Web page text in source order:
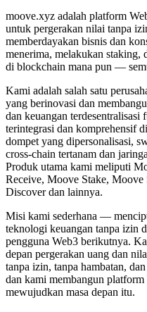
moove.xyz adalah platform
untuk pergerakan nilai tanpa
memberdayakan bisnis dan
menerima, melakukan staking,
di blockchain mana pun —
Kami adalah salah satu
yang berinovasi dan
dan keuangan
terintegrasi dan komprehensif
dompet yang dipersonalisasi,
cross-chain tertanam dan
Produk utama kami meliputi
Receive, Moove Stake,
Discover dan lainnya.
Misi kami sederhana —
teknologi keuangan tanpa izin
pengguna Web3 berikutnya.
depan pergerakan uang dan
tanpa izin, tanpa hambatan,
dan kami membangun
mewujudkan masa depan itu.